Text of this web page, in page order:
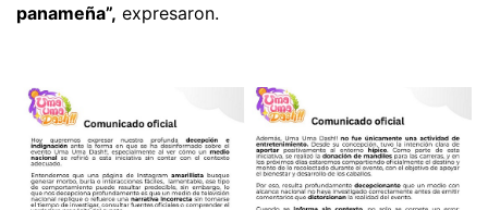
panameña”, expresaron.